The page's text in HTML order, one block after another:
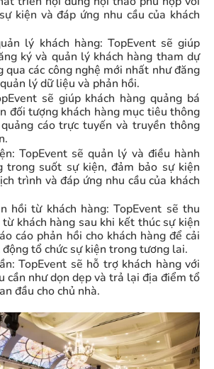
kiện và đáp ứng nhu cầu của khách
lý khách hàng: TopEvent sẽ giúp
ký và quản lý khách hàng tham dự
qua các công nghệ mới nhất như đăng
lý dữ liệu và phản hồi.
sẽ giúp khách hàng quảng bá
đối tượng khách hàng mục tiêu thông
cáo trực tuyến và truyền thông
TopEvent sẽ quản lý và điều hành
trong suốt sự kiện, đảm bảo sự kiện
trình và đáp ứng nhu cầu của khách
hồi từ khách hàng: TopEvent sẽ thu
khách hàng sau khi kết thúc sự kiện
cáo phản hồi cho khách hàng để cải
tổ chức sự kiện trong tương lai.
TopEvent sẽ hỗ trợ khách hàng với
cần như dọn dẹp và trả lại địa điểm tổ
đầu cho chủ nhà.